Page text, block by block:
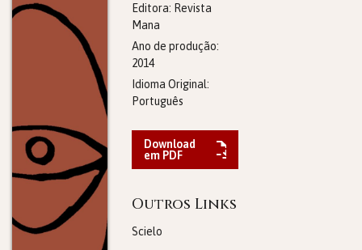
Editora: Revista
Mana
Ano de produção:
2014
Idioma Original:
Português
Download
em PDF
Outros Links
Scielo